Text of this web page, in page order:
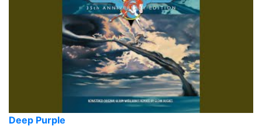
Deep Purple